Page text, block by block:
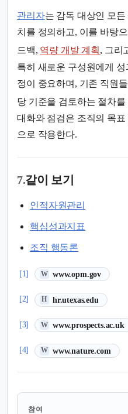
관리자는 감독 대상인 모
치를 정의하고, 이를 바탕
드백, 역량 개발 계획, 그리
특히 새로운 구성원에게
정이 중요하며, 기존 직원
당 기준을 검토하는 절차를
대화와 점검은 조직의 목
으로 작용한다.
7.같이 보기
인적자원관리
핵심성과지표
조직 행동론
[1] W www.opm.gov
(새 탭에서 열림)
[2] H hr.utexas.edu
(새 탭에서 열림)
[3] W www.prospects.ac.uk
(새 탭에서 열림)
[4] W www.nature.com
(새 탭에서 열림)
참여